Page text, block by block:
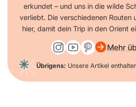
erkundet – und uns in die wilde
verliebt. Die verschiedenen Routen
hier, damit dein Trip in den Orient
Mehr
Übrigens: Unsere Artikel